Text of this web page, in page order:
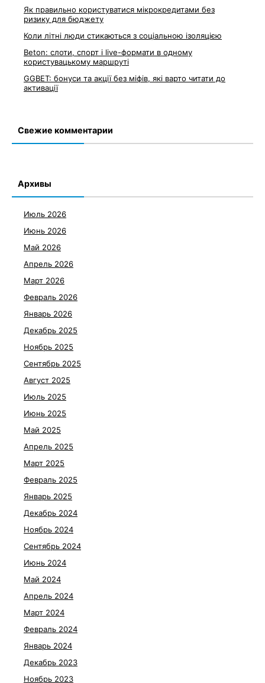
Як правильно користуватися мікрокредитами без
ризику для бюджету
Коли літні люди стикаються з соціальною ізоляцією
Beton: слоти, спорт і live-формати в одному
користувацькому маршруті
GGBET: бонуси та акції без міфів, які варто читати до
активації
Свежие комментарии
Архивы
Июль 2026
Июнь 2026
Май 2026
Апрель 2026
Март 2026
Февраль 2026
Январь 2026
Декабрь 2025
Ноябрь 2025
Сентябрь 2025
Август 2025
Июль 2025
Июнь 2025
Май 2025
Апрель 2025
Март 2025
Февраль 2025
Январь 2025
Декабрь 2024
Ноябрь 2024
Сентябрь 2024
Июнь 2024
Май 2024
Апрель 2024
Март 2024
Февраль 2024
Январь 2024
Декабрь 2023
Ноябрь 2023